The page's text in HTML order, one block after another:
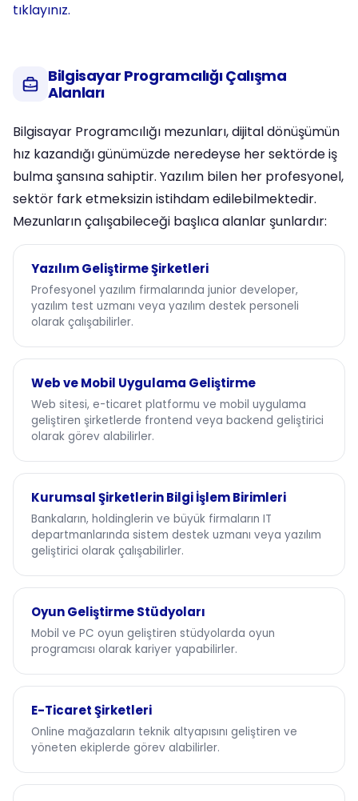
tıklayınız.
Bilgisayar Programcılığı Çalışma
Alanları
Bilgisayar Programcılığı mezunları, dijital dönüşümün
hız kazandığı günümüzde neredeyse her sektörde iş
bulma şansına sahiptir. Yazılım bilen her profesyonel,
sektör fark etmeksizin istihdam edilebilmektedir.
Mezunların çalışabileceği başlıca alanlar şunlardır:
Yazılım Geliştirme Şirketleri
Profesyonel yazılım firmalarında junior developer,
yazılım test uzmanı veya yazılım destek personeli
olarak çalışabilirler.
Web ve Mobil Uygulama Geliştirme
Web sitesi, e-ticaret platformu ve mobil uygulama
geliştiren şirketlerde frontend veya backend geliştirici
olarak görev alabilirler.
Kurumsal Şirketlerin Bilgi İşlem Birimleri
Bankaların, holdinglerin ve büyük firmaların IT
departmanlarında sistem destek uzmanı veya yazılım
geliştirici olarak çalışabilirler.
Oyun Geliştirme Stüdyoları
Mobil ve PC oyun geliştiren stüdyolarda oyun
programcısı olarak kariyer yapabilirler.
E-Ticaret Şirketleri
Online mağazaların teknik altyapısını geliştiren ve
yöneten ekiplerde görev alabilirler.